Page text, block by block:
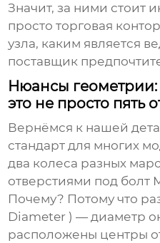
Значит, за ними стоит
просто торговая
узла, каким является
поставщик
Нюансы геометрии:
это не просто пять
Вернёмся к нашей
стандарт для многих
два колеса разных
отверстиями под болт
Почему? Потому что
Diameter ) — диаметр
расположены центры